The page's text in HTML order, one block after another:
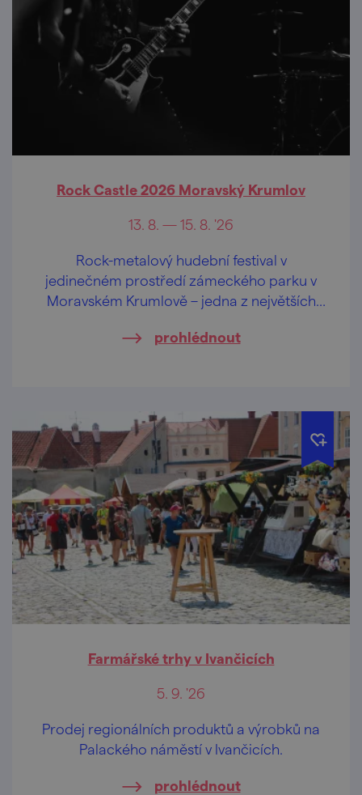
Rock Castle 2026 Moravský Krumlov
13. 8. — 15. 8. '26
Rock-metalový hudební festival v
jedinečném prostředí zámeckého parku v
Moravském Krumlově – jedna z největších
prohlédnout
Farmářské trhy v Ivančicích
5. 9. '26
Prodej regionálních produktů a výrobků na
Palackého náměstí v Ivančicích.
prohlédnout